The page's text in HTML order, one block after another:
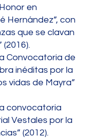
en
Hernández”, con
que se clavan
(2016).
Convocatoria de
inéditas por la
vidas de Mayra”
convocatoria
Vestales por la
(2012).